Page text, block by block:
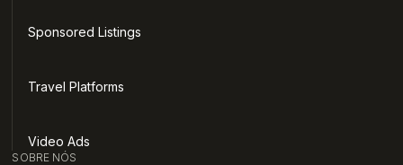
Sponsored Listings
Travel Platforms
Video Ads
SOBRE NÓS